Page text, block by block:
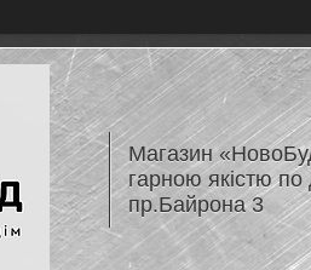
Магазин
гарною якістю по
пр.Байрона 3